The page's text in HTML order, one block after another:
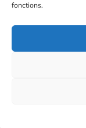
fonctions.